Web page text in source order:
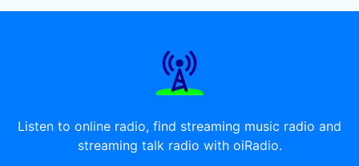
Listen to online radio, find streaming music radio and
streaming talk radio with oiRadio.